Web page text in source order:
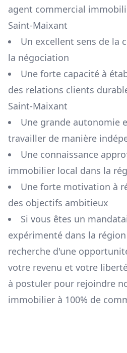
agent commercial
Saint-Maixant
Un excellent sens de la
la négociation
Une forte capacité à
des relations clients
Saint-Maixant
Une grande autonomie
travailler de manière
Une connaissance
immobilier local dans la
Une forte motivation à
des objectifs ambitieux
Si vous êtes un
expérimenté dans la région
recherche d'une
votre revenu et votre
à postuler pour rejoindre
immobilier à 100% de